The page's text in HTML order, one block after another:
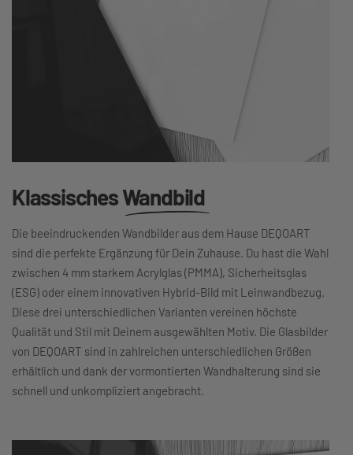
KlassischesWandbild
Die beeindruckenden Wandbilder aus dem Hause DEQOART
sind die perfekte Ergänzung für Dein Zuhause. Du hast die Wahl
zwischen 4 mm starkem Acrylglas (PMMA), Sicherheitsglas
(ESG) oder einem innovativen Hybrid-Bild mit Leinwandbezug.
Diese drei unterschiedlichen Varianten vereinen höchste
Qualität und Stil mit Deinem ausgewählten Motiv. Die Glasbilder
von DEQOART sind in zahlreichen unterschiedlichen Größen
erhältlich und dank der vormontierten Wandhalterung sind sie
schnell und unkompliziert angebracht.